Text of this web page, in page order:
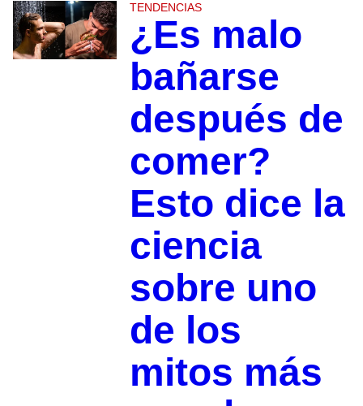
TENDENCIAS
¿Es malo
bañarse
después de
comer?
Esto dice la
ciencia
sobre uno
de los
mitos más